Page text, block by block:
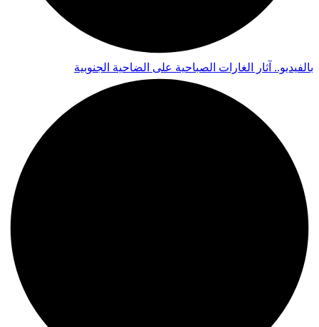
بالفيديو.. آثار الغارات الصباحية على الضاحية الجنوبية